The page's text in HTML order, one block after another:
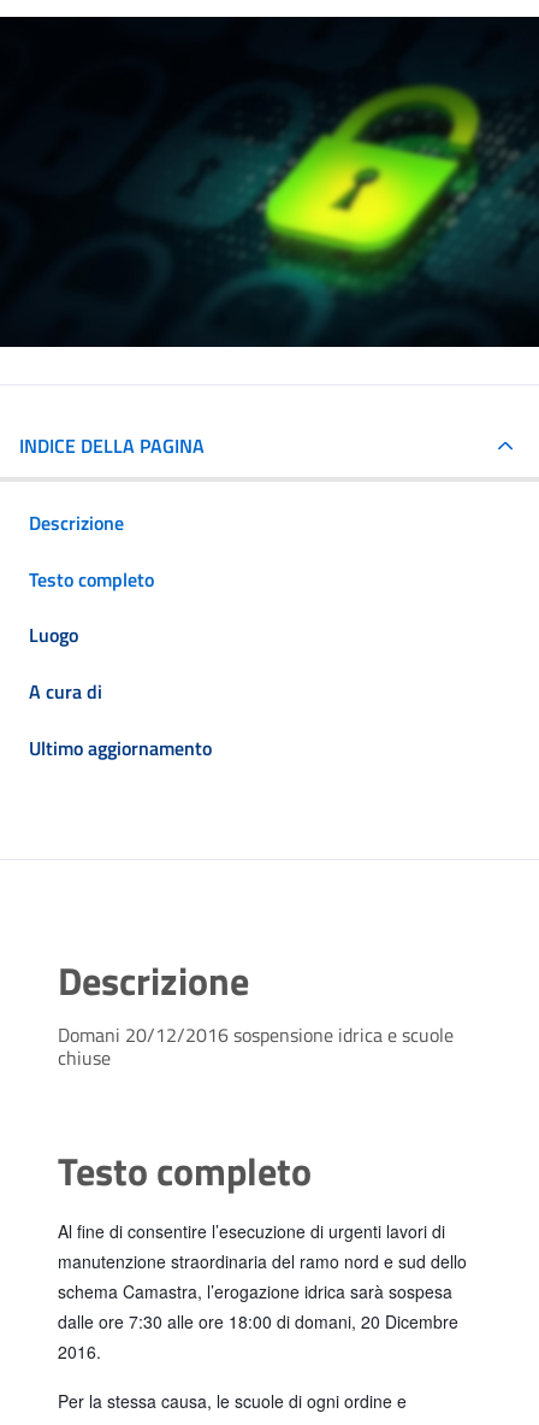
INDICE DELLA PAGINA
Descrizione
Testo completo
Luogo
A cura di
Ultimo aggiornamento
Descrizione
Domani 20/12/2016 sospensione idrica e scuole
chiuse
Testo completo
Al fine di consentire l’esecuzione di urgenti lavori di
manutenzione straordinaria del ramo nord e sud dello
schema Camastra, l’erogazione idrica sarà sospesa
dalle ore 7:30 alle ore 18:00 di domani, 20 Dicembre
2016.
Per la stessa causa, le scuole di ogni ordine e